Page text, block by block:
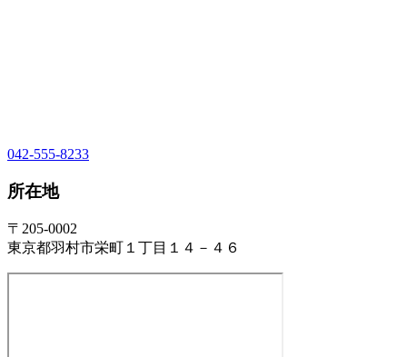
042-555-8233
所在地
〒205-0002
東京都羽村市栄町１丁目１４－４６